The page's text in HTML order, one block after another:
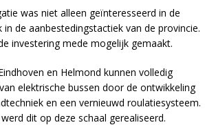
was niet alleen geïnteresseerd in de
de aanbestedingstactiek van de provincie.
investering mede mogelijk gemaakt.
en Helmond kunnen volledig
elektrische bussen door de ontwikkeling
en een vernieuwd roulatiesysteem.
dit op deze schaal gerealiseerd.